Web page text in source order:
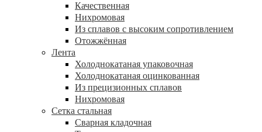
Качественная
Нихромовая
Из сплавов с высоким сопротивлением
Отожжённая
Лента
Холоднокатаная упаковочная
Холоднокатаная оцинкованная
Из прецизионных сплавов
Нихромовая
Сетка стальная
Сварная кладочная